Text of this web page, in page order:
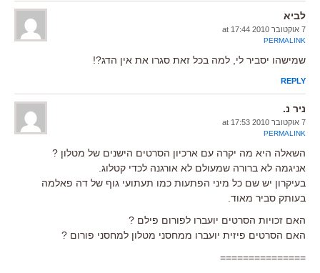
לביא
7 אוקטובר 2010 at 17:44
PERMALINK
שמישהו יסביר לי, למה בכל זאת סגרו את אין הדג?!
REPLY
ניר נ.
7 אוקטובר 2010 at 17:53
PERMALINK
השאלה היא מה יקרה עם ארכיון הסרטים הישנים של מטלון ?
אניגמה לא ברורה שמעולם לא אורגנה לכדי קטלוג.
בעיקרון יש שם כל מיני הפתעות כמו תעתועי גוף של דה פאלמה
בעותק סביר מאוד.
האם זכויות הסרטים יועברו לפורום פילם ?
האם הסרטים פיזית יועברו ממחסני מטלון למחסני פורום ?
===============